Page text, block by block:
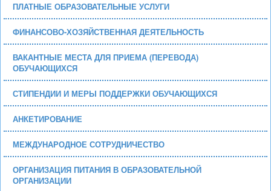
ПЛАТНЫЕ ОБРАЗОВАТЕЛЬНЫЕ УСЛУГИ
ФИНАНСОВО-ХОЗЯЙСТВЕННАЯ ДЕЯТЕЛЬНОСТЬ
ВАКАНТНЫЕ МЕСТА ДЛЯ ПРИЕМА (ПЕРЕВОДА)
ОБУЧАЮЩИХСЯ
СТИПЕНДИИ И МЕРЫ ПОДДЕРЖКИ ОБУЧАЮЩИХСЯ
АНКЕТИРОВАНИЕ
МЕЖДУНАРОДНОЕ СОТРУДНИЧЕСТВО
ОРГАНИЗАЦИЯ ПИТАНИЯ В ОБРАЗОВАТЕЛЬНОЙ
ОРГАНИЗАЦИИ